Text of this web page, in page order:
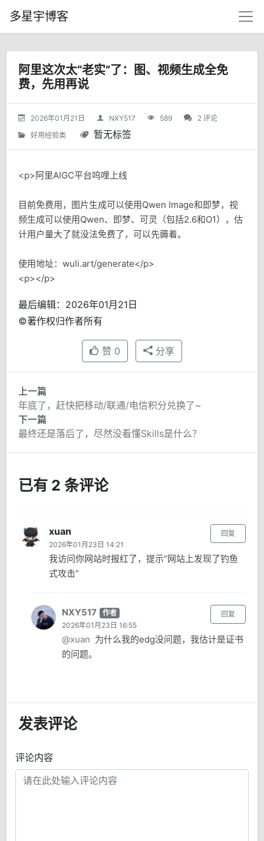
多星宇博客
阿里这次太“老实”了：图、视频生成全免
费，先用再说
2026年01月21日 NXY517 589
2 评论
好用经验类
暂无标签
<p>阿里AIGC平台呜哩上线
目前免费用，图片生成可以使用Qwen Image和即梦，视
频生成可以使用Qwen、即梦、可灵（包括2.6和O1），估
计用户量大了就没法免费了，可以先薅着。
使用地址：wuli.art/generate</p>
<p>‍</p>
最后编辑：2026年01月21日
©著作权归作者所有
赞 0 分享
上一篇
年底了，赶快把移动/联通/电信积分兑换了~
下一篇
最终还是落后了，尽然没看懂Skills是什么？
已有 2 条评论
xuan
2026年01月23日 14:21
回复
我访问你网站时报红了，提示“网站上发现了钓鱼
式攻击”
NXY517
作者
2026年01月23日 16:55
回复
@xuan 为什么我的edg没问题，我估计是证书
的问题。
发表评论
评论内容